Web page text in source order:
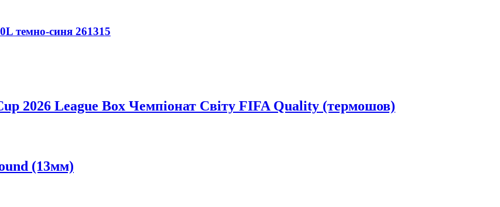
темно-синя 261315
2026 League Box Чемпіонат Світу FIFA Quality (термошов)
(13мм)